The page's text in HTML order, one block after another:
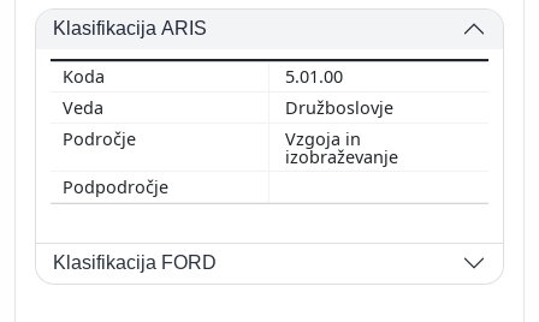
Klasifikacija ARIS
5.01.00
Družboslovje
Vzgoja in
izobraževanje
Klasifikacija FORD